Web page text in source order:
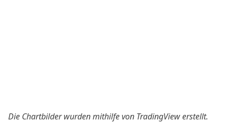
Die Chartbilder wurden mithilfe von TradingViewerstellt.